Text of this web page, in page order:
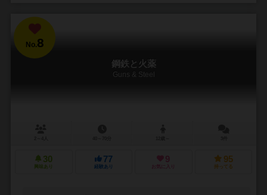
No.8
鋼鉄と火薬
Guns & Steel
30
興味あり
77
経験あり
9
お気に入り
95
持ってる